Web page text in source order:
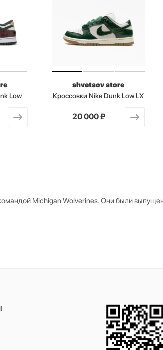
Low
shvetsov store
Кроссовки Nike Dunk Low LX
20 000 ₽
Michigan Wolverines. Они были